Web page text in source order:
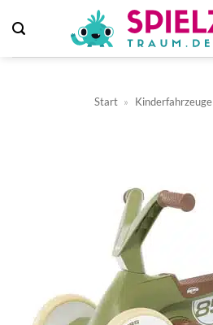
Inhalt
springen
Start » Kinderfahrzeuge